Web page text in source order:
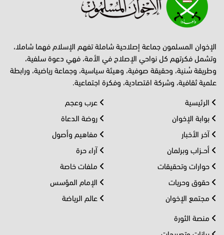
الإخوان المسلمون جماعة إصلاحية شاملة تفهم الإسلام فهما شاملا،
وتشمل فكرتهم كل نواحي الإصلاح في الأمة، فهي دعوة سلفية،
وطريقة سُنية، وحقيقة صوفية، وهيئة سياسية، وجماعة رياضية، ورابطة
علمية ثقافية، وشركة اقتصادية، وفكرة اجتماعية.
الرئيسية
بوابة الإخوان
آخر الأخبار
أحــزاب وبرلمان
حوارات وتحقيقات
حقوق وحريات
مجتمع الإخوان
عرب وعجم
روضة الدعاة
مفاهيم وأصول
آراء حرة
ملفات خاصة
الإمام المؤسس
عالم الرياضة
منصة الثورة